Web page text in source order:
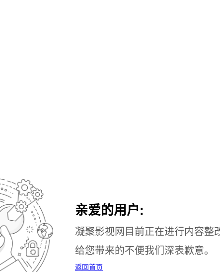
亲爱的用户:
凝聚影视网目前正在进行内容整
给您带来的不便我们深表歉意。
返回首页